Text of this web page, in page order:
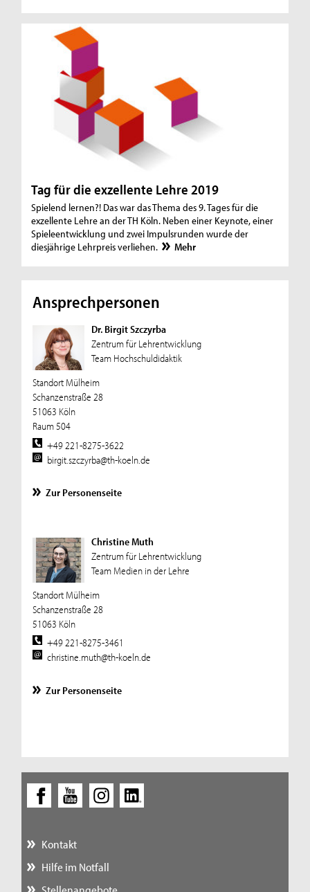
Tag für die exzellente Lehre 2019
Spielend lernen?! Das war das Thema des 9. Tages für die
exzellente Lehre an der TH Köln. Neben einer Keynote, einer
Spieleentwicklung und zwei Impulsrunden wurde der
diesjährige Lehrpreis verliehen.
Mehr
Ansprechpersonen
Dr. Birgit Szczyrba
Zentrum für Lehrentwicklung
Team Hochschuldidaktik
Standort Mülheim
Schanzenstraße 28
51063 Köln
Raum 504
+49 221-8275-3622
birgit.szczyrba@th-koeln.de
Zur Personenseite
Christine Muth
Zentrum für Lehrentwicklung
Team Medien in der Lehre
Standort Mülheim
Schanzenstraße 28
51063 Köln
+49 221-8275-3461
christine.muth@th-koeln.de
Zur Personenseite
Kontakt
Hilfe im Notfall